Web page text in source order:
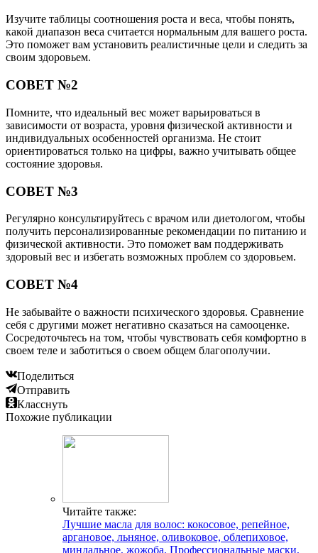
Изучите таблицы соотношения роста и веса, чтобы понять,
какой диапазон веса считается нормальным для вашего роста.
Это поможет вам установить реалистичные цели и следить за
своим здоровьем.
СОВЕТ №2
Помните, что идеальный вес может варьироваться в
зависимости от возраста, уровня физической активности и
индивидуальных особенностей организма. Не стоит
ориентироваться только на цифры, важно учитывать общее
состояние здоровья.
СОВЕТ №3
Регулярно консультируйтесь с врачом или диетологом, чтобы
получить персонализированные рекомендации по питанию и
физической активности. Это поможет вам поддерживать
здоровый вес и избегать возможных проблем со здоровьем.
СОВЕТ №4
Не забывайте о важности психического здоровья. Сравнение
себя с другими может негативно сказаться на самооценке.
Сосредоточьтесь на том, чтобы чувствовать себя комфортно в
своем теле и заботиться о своем общем благополучии.
Поделиться
Отправить
Класснуть
Похожие публикации
Читайте также:
Лучшие масла для волос: кокосовое, репейное,
аргановое, льняное, оливоковое, облепиховое,
миндальное, жожоба. Профессиональные маски,